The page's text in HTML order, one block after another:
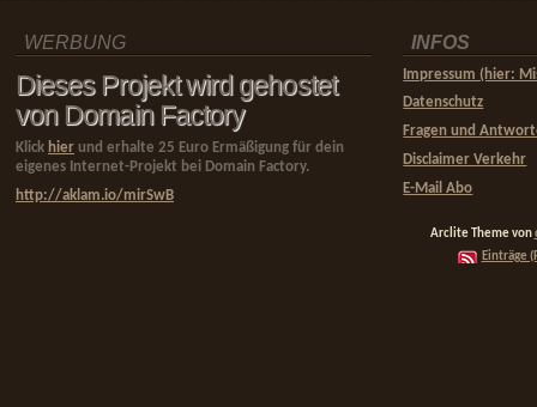
WERBUNG
Dieses Projekt wird gehostet
von Domain Factory
Klick hier und erhalte 25 Euro Ermäßigung für dein
eigenes Internet-Projekt bei Domain Factory.
http://aklam.io/mirSwB
INFOS
Impressum (hier:
Datenschutz
Fragen und
Disclaimer Verkehr
E-Mail Abo
Arclite Theme von
Einträge